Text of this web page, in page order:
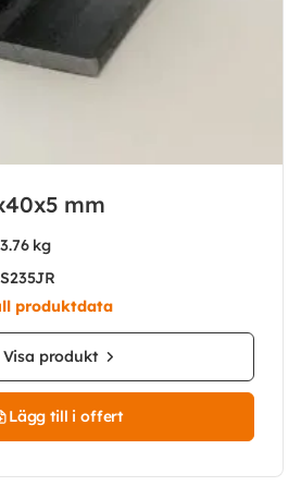
mm
3.76 kg
S235JR
produktdata
Visa produkt
Lägg till i offert